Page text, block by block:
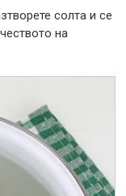
солта и се
на